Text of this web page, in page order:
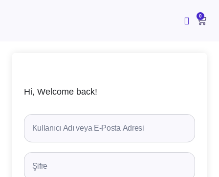
0
Hi, Welcome back!